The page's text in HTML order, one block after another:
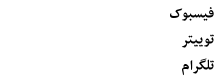
فیسبوک
توییتر
تلگرام